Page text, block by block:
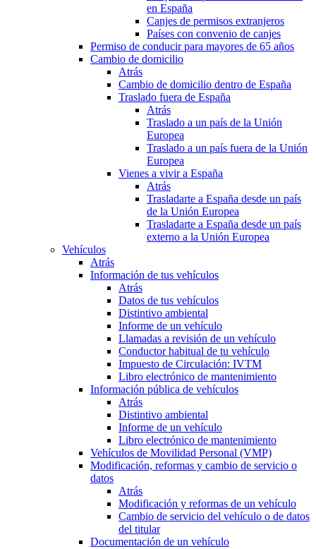
en España
Canjes de permisos extranjeros
Países con convenio de canjes
Permiso de conducir para mayores de 65 años
Cambio de domicilio
Atrás
Cambio de domicilio dentro de España
Traslado fuera de España
Atrás
Traslado a un país de la Unión
Europea
Traslado a un país fuera de la Unión
Europea
Vienes a vivir a España
Atrás
Trasladarte a España desde un país
de la Unión Europea
Trasladarte a España desde un país
externo a la Unión Europea
Vehículos
Atrás
Información de tus vehículos
Atrás
Datos de tus vehículos
Distintivo ambiental
Informe de un vehículo
Llamadas a revisión de un vehículo
Conductor habitual de tu vehículo
Impuesto de Circulación: IVTM
Libro electrónico de mantenimiento
Información pública de vehículos
Atrás
Distintivo ambiental
Informe de un vehículo
Libro electrónico de mantenimiento
Vehículos de Movilidad Personal (VMP)
Modificación, reformas y cambio de servicio o
datos
Atrás
Modificación y reformas de un vehículo
Cambio de servicio del vehículo o de datos
del titular
Documentación de un vehículo